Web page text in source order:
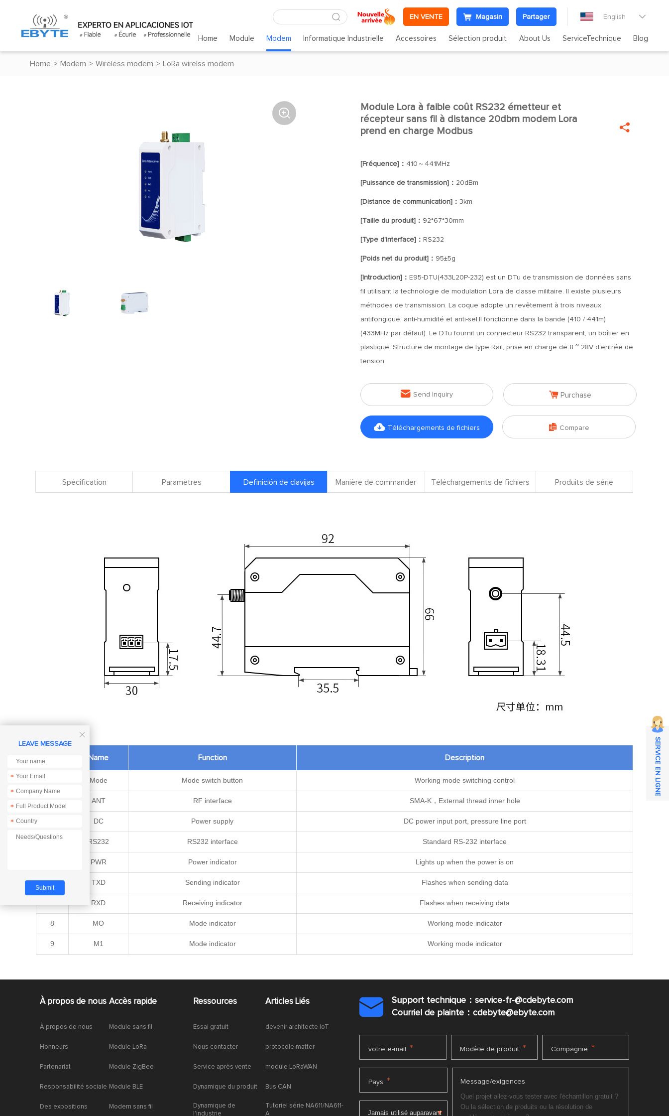
EN VENTE Magasin Partager English 
Home Module Modem Informatique Industrielle Accessoires Sélection produit About Us ServiceTechnique Blog
Home > Modem > Wireless modem > LoRa wirelss modem
 
Module Lora à faible coût RS232 émetteur et
récepteur sans fil à distance 20dbm modem Lora
prend en charge Modbus

[Fréquence]： 410～441MHz
[Puissance de transmission]： 20dBm
[Distance de communication]： 3km
[Taille du produit]： 92*67*30mm
[Type d'interface]： RS232
[Poids net du produit]： 95±5g
[Introduction]： E95-DTU(433L20P-232) est un DTu de transmission de données sans
fil utilisant la technologie de modulation Lora de classe militaire. Il existe plusieurs
méthodes de transmission. La coque adopte un revêtement à trois niveaux :
antifongique, anti-humidité et anti-sel.Il fonctionne dans la bande (410 / 441m)
(433MHz par défaut). Le DTu fournit un connecteur RS232 transparent, un boîtier en
plastique. Structure de montage de type Rail, prise en charge de 8 ~ 28V d'entrée de
tension.
 Send Inquiry  Purchase
 Téléchargements de fichiers  Compare
Spécification Paramètres Definición de clavijas Manière de commander Téléchargements de fichiers Produits de série
Name Function Description
Mode Mode switch button Working mode switching control
ANT RF interface SMA-K，External thread inner hole
DC Power supply DC power input port, pressure line port
4 RS232 RS232 interface Standard RS-232 interface
PWR Power indicator Lights up when the power is on
6 TXD Sending indicator Flashes when sending data
RXD Receiving indicator Flashes when receiving data
8 MO Mode indicator Working mode indicator
9 M1 Mode indicator Working mode indicator
À propos de nous
À propos de nous
Honneurs
Partenariat
Responsabilité sociale
Des expositions
Accès rapide
Module sans fil
Module LoRa
Module ZigBee
Module BLE
Modem sans fil
Ressources
Essai gratuit
Nous contacter
Service après vente
Dynamique du produit
Dynamique de
l'industrie
Articles Liés
devenir architecte IoT
protocole matter
module LoRaWAN
Bus CAN
Tutoriel série NA611/NA611-
A

Support technique：service-fr-@cdebyte.com
Courriel de plainte：cdebyte@ebyte.com
votre e-mail * Modèle de produit * Compagnie *
Pays * Message/exigences

LEAVE MESSAGE
*
*
*
*
SERVICE EN LIGNE